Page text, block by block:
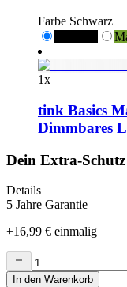
Farbe Schwarz
1x
tink Basics
Dimmbares
Dein Extra-Schutz
Details
5 Jahre Garantie
+16,99 € einmalig
In den Warenkorb